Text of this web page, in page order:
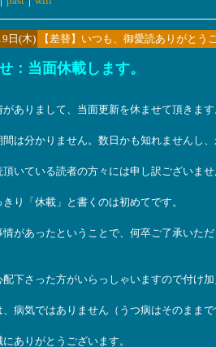
日(木) 【差替】いつも、御愛読ありがとう
：当面休載します。
ありまして、当面更新を休ませて頂きます
間は分かりません。数日かも知れませんし
頂いている読者の方々には申し訳ございま
り「休載」と書くのは初めてです。
情があったということで、何卒ご了承いた
配下さった方がいらっしゃいますので付け
、病気ではありません（うつ病はそのまま
ありがとうございます。